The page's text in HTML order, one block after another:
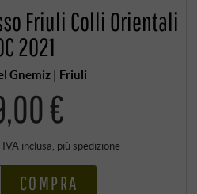
Friuli Colli Orientali
2021
Gnemiz | Friuli
€
IVA inclusa , più spedizione
COMPRA